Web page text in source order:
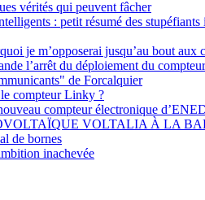
vérités qui peuvent fâcher
: petit résumé des stupéfiants
je m’opposerai jusqu’au bout aux
l’arrêt du déploiement du
de Forcalquier
compteur Linky ?
compteur électronique
VOLTALIA À LA
de bornes
inachevée